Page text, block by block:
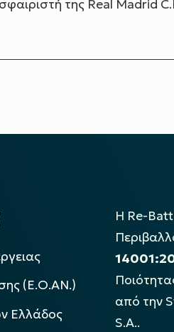
της Real Madrid
(Ε.Ο.ΑΝ.)
Ελλάδος
Η Re-
από την
S.A..